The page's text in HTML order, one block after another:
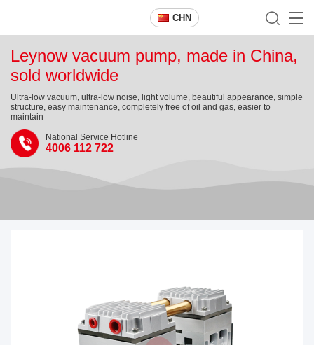
CHN
Leynow vacuum pump, made in China,
sold worldwide
Ultra-low vacuum, ultra-low noise, light volume, beautiful appearance, simple
structure, easy maintenance, completely free of oil and gas, easier to
maintain
National Service Hotline
4006 112 722